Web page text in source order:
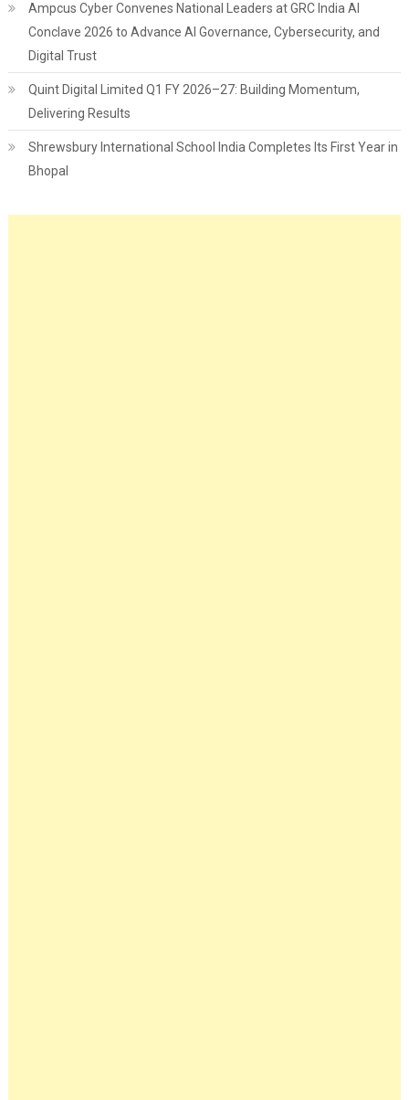
Ampcus Cyber Convenes National Leaders at GRC India AI
Conclave 2026 to Advance AI Governance, Cybersecurity, and
Digital Trust
Quint Digital Limited Q1 FY 2026–27: Building Momentum,
Delivering Results
Shrewsbury International School India Completes Its First Year in
Bhopal